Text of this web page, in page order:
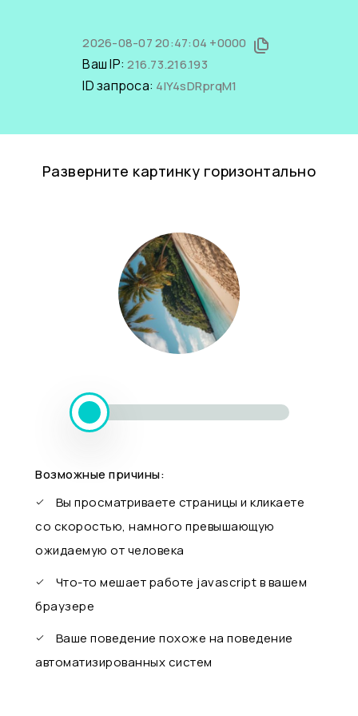
2026-08-07 20:47:04 +0000
Ваш IP:216.73.216.193
ID запроса: 4lY4sDRprqM1
Разверните картинку горизонтально
Возможные причины:
Вы просматриваете страницы и кликаете
со скоростью, намного превышающую
ожидаемую от человека
Что-то мешает работе javascript в вашем
браузере
Ваше поведение похоже на поведение
автоматизированных систем